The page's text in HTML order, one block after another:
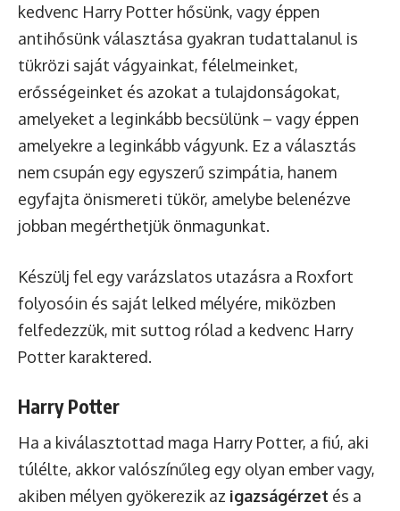
kedvenc Harry Potter hősünk, vagy éppen
antihősünk választása gyakran tudattalanul is
tükrözi saját vágyainkat, félelmeinket,
erősségeinket és azokat a tulajdonságokat,
amelyeket a leginkább becsülünk – vagy éppen
amelyekre a leginkább vágyunk. Ez a választás
nem csupán egy egyszerű szimpátia, hanem
egyfajta önismereti tükör, amelybe belenézve
jobban megérthetjük önmagunkat.
Készülj fel egy varázslatos utazásra a Roxfort
folyosóin és saját lelked mélyére, miközben
felfedezzük, mit suttog rólad a kedvenc Harry
Potter karaktered.
Harry Potter
Ha a kiválasztottad maga Harry Potter, a fiú, aki
túlélte, akkor valószínűleg egy olyan ember vagy,
akiben mélyen gyökerezik az igazságérzet és a